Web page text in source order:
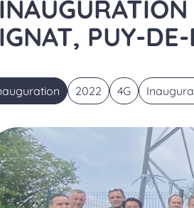
IGNAT, PUY-
2022 4G